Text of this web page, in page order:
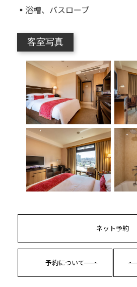
▪浴槽、バスローブ
客室写真
ネット予約
予約について